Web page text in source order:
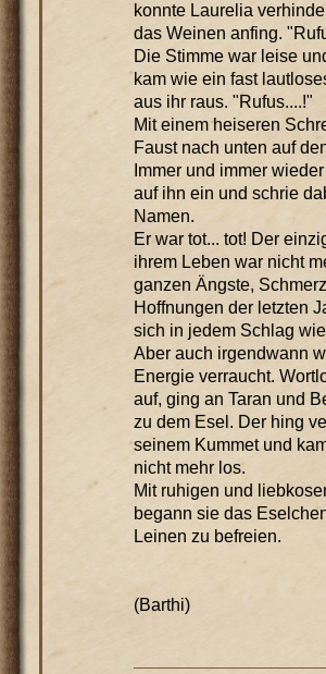
konnte Laurelia
das Weinen anfing.
Die Stimme war leise
kam wie ein fast
aus ihr raus. "Rufus....!"
Mit einem heiseren
Faust nach unten auf
Immer und immer
auf ihn ein und schrie
Namen.
Er war tot... tot! Der
ihrem Leben war nicht
ganzen Ängste,
Hoffnungen der letzten
sich in jedem Schlag
Aber auch irgendwann
Energie verraucht.
auf, ging an Taran und
zu dem Esel. Der hing
seinem Kummet und
nicht mehr los.
Mit ruhigen und
begann sie das
Leinen zu befreien.
(Barthi)